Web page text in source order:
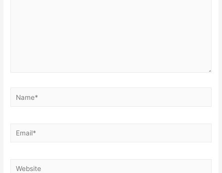
Name*
Email*
Website